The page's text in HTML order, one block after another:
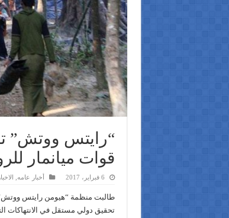
“رايتس ووتش”
قوات ميانمار
6 فبراير، 2017 أخبار عامه الاخبار
طالبت منظمة “هيومن رايتس ووتش”،
تحقيق دولي مستقل في الانتهاكات